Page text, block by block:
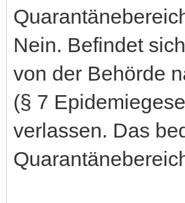
Nein. Befindet
von der Behörde
(§ 7
verlassen. Das